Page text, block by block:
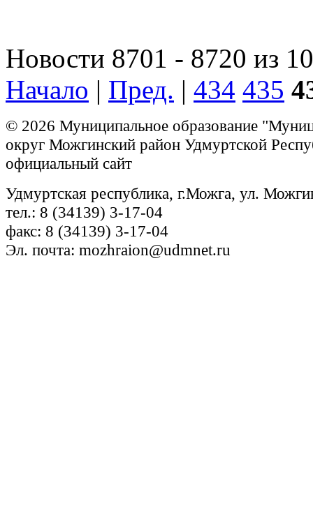
Новости 8701 - 8720 из
Начало | Пред. | 434 435
© 2026 Муниципальное образование
округ Можгинский район Удмуртской
официальный сайт
Удмуртская республика, г.Можга, ул.
тел.: 8 (34139) 3-17-04
факс: 8 (34139) 3-17-04
Эл. почта: mozhraion@udmnet.ru